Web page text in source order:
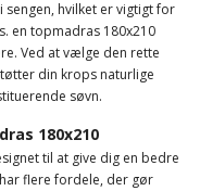
hvilket er vigtigt for
en topmadras 180x210
Ved at vælge den rette
din krops naturlige
søvn.
180x210
til at give dig en bedre
flere fordele, der gør